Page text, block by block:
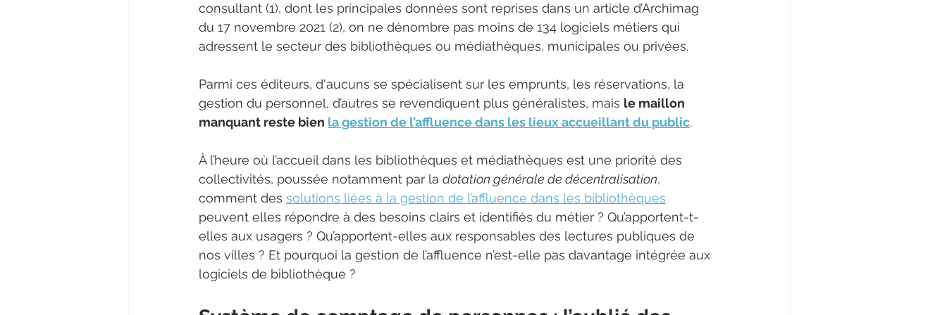
consultant (1), dont les principales données sont reprises dans un article d’Archimag
du 17 novembre 2021 (2), on ne dénombre pas moins de 134 logiciels métiers qui
adressent le secteur des bibliothèques ou médiathèques, municipales ou privées.
Parmi ces éditeurs, d'aucuns se spécialisent sur les emprunts, les réservations, la
gestion du personnel, d’autres se revendiquent plus généralistes, mais le maillon
manquant reste bien la gestion de l’affluence dans les lieux accueillant du public.
À l’heure où l’accueil dans les bibliothèques et médiathèques est une priorité des
collectivités, poussée notamment par la dotation générale de décentralisation,
comment des solutions liées à la gestion de l’affluence dans les bibliothèques
peuvent elles répondre à des besoins clairs et identifiés du métier ? Qu’apportent-t-
elles aux usagers ? Qu’apportent-elles aux responsables des lectures publiques de
nos villes ? Et pourquoi la gestion de l’affluence n’est-elle pas davantage intégrée aux
logiciels de bibliothèque ?